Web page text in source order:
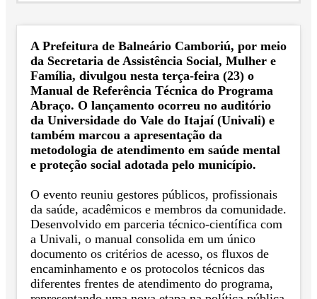
A Prefeitura de Balneário Camboriú, por meio
da Secretaria de Assistência Social, Mulher e
Família, divulgou nesta terça-feira (23) o
Manual de Referência Técnica do Programa
Abraço. O lançamento ocorreu no auditório
da Universidade do Vale do Itajaí (Univali) e
também marcou a apresentação da
metodologia de atendimento em saúde mental
e proteção social adotada pelo município.
O evento reuniu gestores públicos, profissionais
da saúde, acadêmicos e membros da comunidade.
Desenvolvido em parceria técnico-científica com
a Univali, o manual consolida em um único
documento os critérios de acesso, os fluxos de
encaminhamento e os protocolos técnicos das
diferentes frentes de atendimento do programa,